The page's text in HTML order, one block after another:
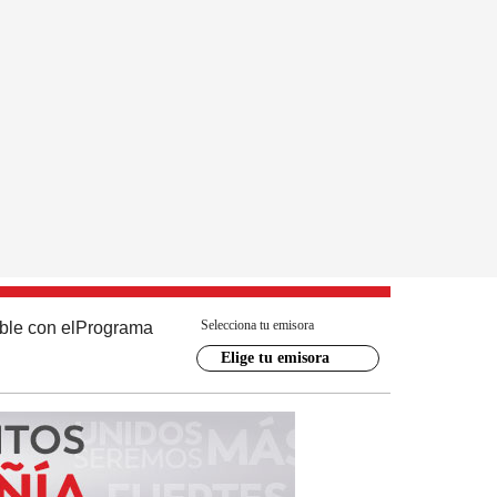
con el Programa Selecciona tu emisora
Elige tu emisora